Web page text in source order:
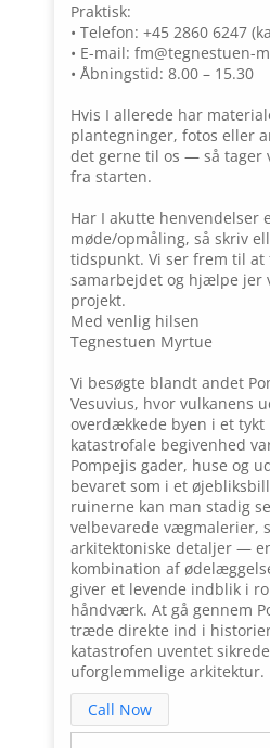
Praktisk:
• Telefon: +45 2860 6247
• E-mail: fm@tegnestuen-
• Åbningstid: 8.00 – 15.30
Hvis I allerede har
plantegninger, fotos eller
det gerne til os — så tager
fra starten.
Har I akutte henvendelser
møde/opmåling, så skriv
tidspunkt. Vi ser frem til
samarbejdet og hjælpe jer
projekt.
Med venlig hilsen
Tegnestuen Myrtue
Vi besøgte blandt andet
Vesuvius, hvor vulkanens
overdækkede byen i et tykt
katastrofale begivenhed
Pompejis gader, huse og
bevaret som i et
ruinerne kan man stadig
velbevarede vægmalerier,
arkitektoniske detaljer —
kombination af
giver et levende indblik i
håndværk. At gå gennem
træde direkte ind i
katastrofen uventet
uforglemmelige arkitektur.
Call Now